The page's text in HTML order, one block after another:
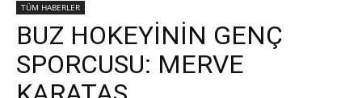
TÜM HABERLER
BUZ HOKEYİNİN GENÇ
SPORCUSU: MERVE